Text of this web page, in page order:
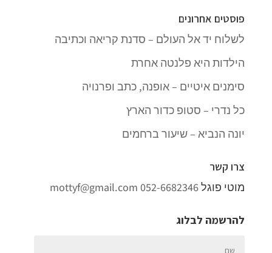
פוסטים אחרונים
לשלוח יד אל העולם – סדנת קריאה וכתיבה
הילדות היא פלנטה אחרת
סימנים איטיים – אופנה, כתב ופרנויה
כל נדרי – סטופ כדור הארץ
יונה הנביא – שיעור ברחמים
צרו קשר
מוטי פוגל052-6682346
mottyf@gmail.com
להרשמה לבלוג